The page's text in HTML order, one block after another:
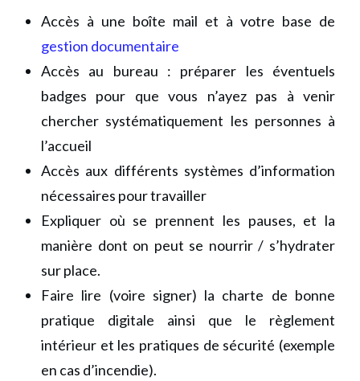
Accès à une boîte mail et à votre base de
gestion documentaire
Accès au bureau : préparer les éventuels
badges pour que vous n’ayez pas à venir
chercher systématiquement les personnes à
l’accueil
Accès aux différents systèmes d’information
nécessaires pour travailler
Expliquer où se prennent les pauses, et la
manière dont on peut se nourrir / s’hydrater
sur place.
Faire lire (voire signer) la charte de bonne
pratique digitale ainsi que le règlement
intérieur et les pratiques de sécurité (exemple
en cas d’incendie).